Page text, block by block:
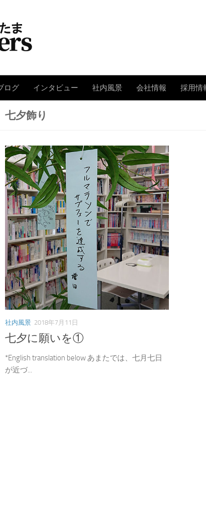
ログ インタビュー 社内風景 会社情報 採用情
七夕飾り
社内風景 2018年7月11日
七夕に願いを①
*English translation below あまたでは、七月七日
が近づ...